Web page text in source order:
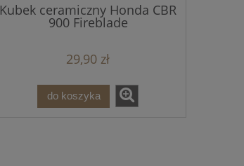
Kubek ceramiczny Honda CBR
900 Fireblade
29,90 zł
do koszyka